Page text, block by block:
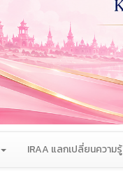
IRAA แลกเปลี่ยนความรู้